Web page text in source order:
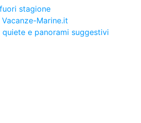
stagione
e panorami suggestivi